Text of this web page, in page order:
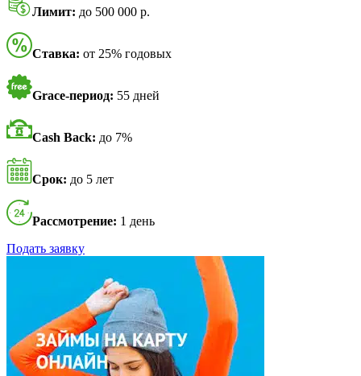
Лимит: до 500 000 р.
Ставка: от 25% годовых
Grace-период: 55 дней
Cash Back: до 7%
Срок: до 5 лет
Рассмотрение: 1 день
Подать заявку